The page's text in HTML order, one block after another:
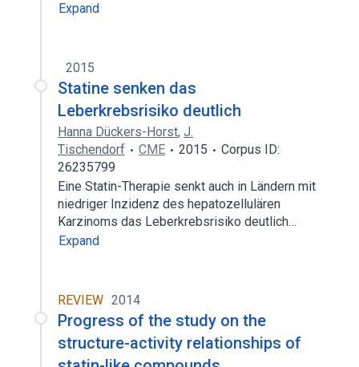
Expand
2015
Statine senken das
Leberkrebsrisiko deutlich
Hanna Dückers-Horst, J.
Tischendorf
CME 2015
Corpus ID:
26235799
Eine Statin-Therapie senkt auch in Ländern mit
niedriger Inzidenz des hepatozellulären
Karzinoms das Leberkrebsrisiko deutlich…
Expand
REVIEW 2014
Progress of the study on the
structure-activity relationships of